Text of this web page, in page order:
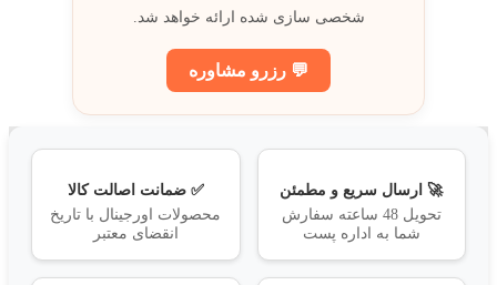
شخصی سازی شده ارائه خواهد شد.
💬 رزرو مشاوره
🚀 ارسال سریع و مطمئن
تحویل 48 ساعته سفارش
شما به اداره پست
✅ ضمانت اصالت کالا
محصولات اورجینال با تاریخ
انقضای معتبر